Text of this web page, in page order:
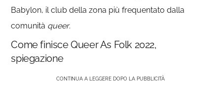
Babylon, il club della zona più frequentato dalla
comunità queer.
Come finisce Queer As Folk 2022,
spiegazione
CONTINUA A LEGGERE DOPO LA PUBBLICITÀ